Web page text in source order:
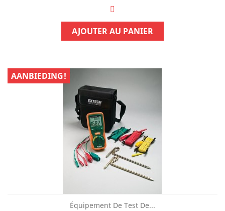
AJOUTER AU PANIER
Équipement De Test De...
AANBIEDING!